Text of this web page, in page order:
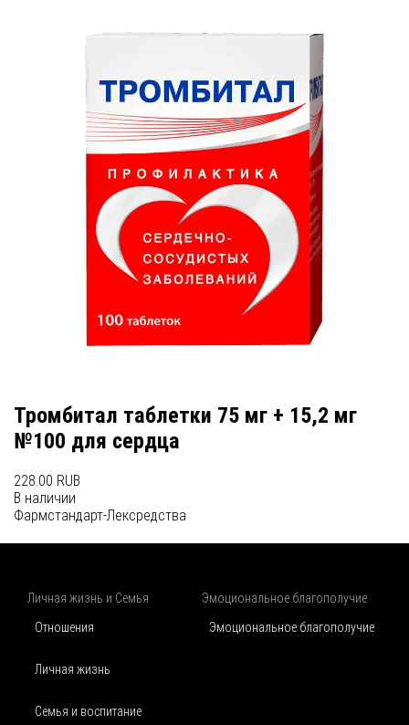
Тромбитал таблетки 75 мг + 15,2 мг
№100 для сердца
228.00 RUB
В наличии
Фармстандарт-Лексредства
Личная жизнь и Семья
Отношения
Личная жизнь
Семья и воспитание
Эмоциональное благополучие
Эмоциональное благополучие